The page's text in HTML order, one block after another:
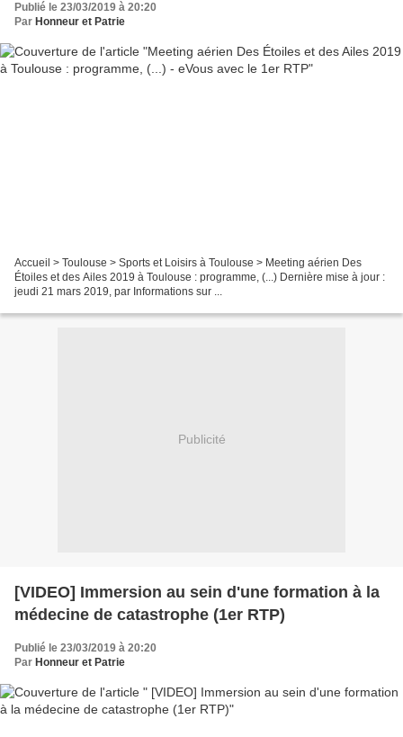
Publié le 23/03/2019 à 20:20
Par Honneur et Patrie
Accueil > Toulouse > Sports et Loisirs à Toulouse > Meeting aérien Des
Étoiles et des Ailes 2019 à Toulouse : programme, (...) Dernière mise à jour :
jeudi 21 mars 2019, par Informations sur ...
Publicité
[VIDEO] Immersion au sein d'une formation à la
médecine de catastrophe (1er RTP)
Publié le 23/03/2019 à 20:20
Par Honneur et Patrie